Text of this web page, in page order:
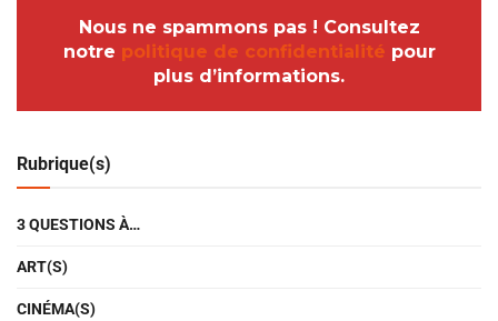
Nous ne spammons pas ! Consultez
notre politique de confidentialité pour
plus d’informations.
Rubrique(s)
3 QUESTIONS À…
ART(S)
CINÉMA(S)